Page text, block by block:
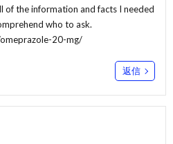
of the information and facts I needed
who to ask.
20-mg/
返信